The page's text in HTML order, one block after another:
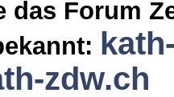
das Forum
zdw.ch